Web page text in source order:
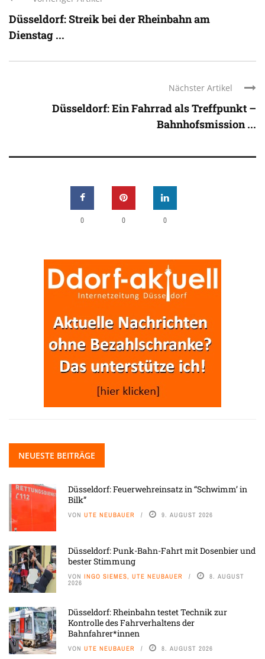
Düsseldorf: Streik bei der Rheinbahn am
Dienstag ...
Nächster Artikel
Düsseldorf: Ein Fahrrad als Treffpunkt –
Bahnhofsmission ...
0 0 0
NEUESTE BEITRÄGE
Düsseldorf: Feuerwehreinsatz in “Schwimm’ in
Bilk”
VON UTE NEUBAUER 9. AUGUST 2026
Düsseldorf: Punk-Bahn-Fahrt mit Dosenbier und
bester Stimmung
VON INGO SIEMES, UTE NEUBAUER 8. AUGUST
2026
Düsseldorf: Rheinbahn testet Technik zur
Kontrolle des Fahrverhaltens der
Bahnfahrer*innen
VON UTE NEUBAUER 8. AUGUST 2026